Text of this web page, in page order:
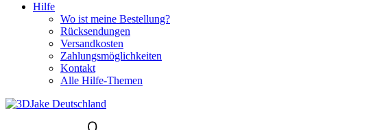
Hilfe
Wo ist meine Bestellung?
Rücksendungen
Versandkosten
Zahlungsmöglichkeiten
Kontakt
Alle Hilfe-Themen